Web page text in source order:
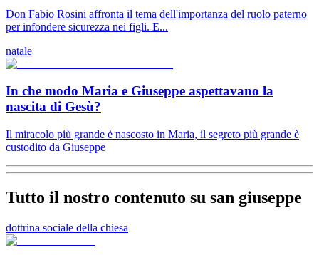
Don Fabio Rosini affronta il tema dell'importanza del ruolo paterno
per infondere sicurezza nei figli. E...
natale
In che modo Maria e Giuseppe aspettavano la
nascita di Gesù?
Il miracolo più grande è nascosto in Maria, il segreto più grande è
custodito da Giuseppe
Tutto il nostro contenuto su san giuseppe
dottrina sociale della chiesa